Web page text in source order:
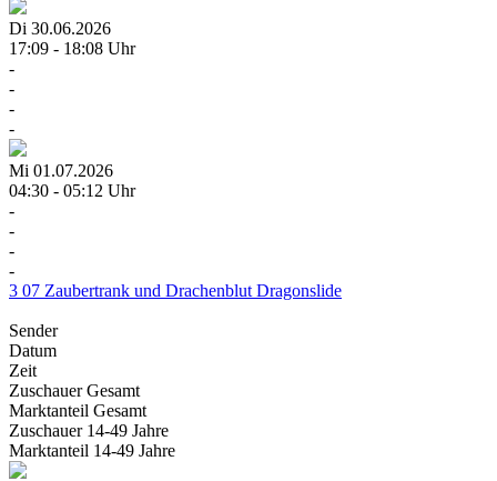
Di 30.06.2026
17:09 - 18:08 Uhr
-
-
-
-
Mi 01.07.2026
04:30 - 05:12 Uhr
-
-
-
-
3 07 Zaubertrank und Drachenblut Dragonslide
Sender
Datum
Zeit
ZuschauerGesamt
Marktanteil Gesamt
Zuschauer 14-49 Jahre
Marktanteil 14-49 Jahre